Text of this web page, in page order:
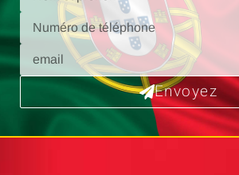
Envoyez